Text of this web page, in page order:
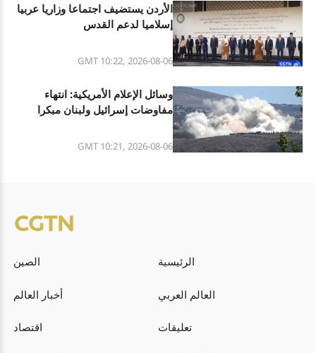
الأردن يستضيف اجتماعا وزاريا عربيا
إسلاميا لدعم القدس
GMT 10:22, 2026-08-06
وسائل الإعلام الأمريكية: انتهاء
مفاوضات إسرائيل ولبنان مبكرا
GMT 10:21, 2026-08-06
الصين الرئيسية
أخبار العالم العالم العربي
اقتصاد تعليقات